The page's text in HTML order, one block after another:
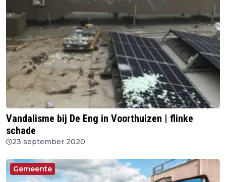
Vandalisme bij De Eng in Voorthuizen | flinke
schade
23 september 2020
Gemeente